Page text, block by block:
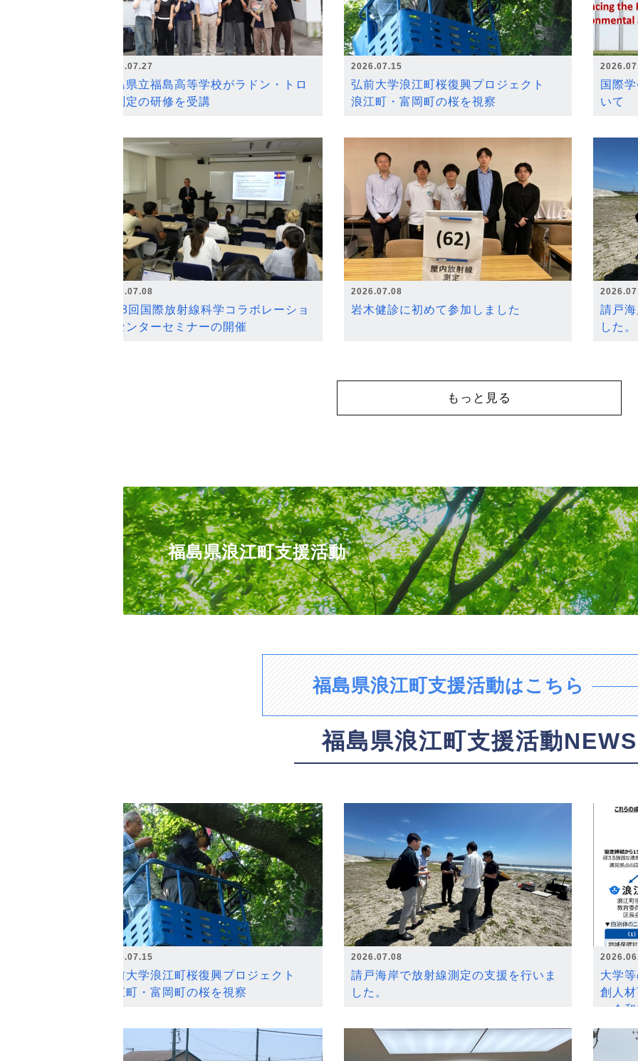
2026.07.27
福島県立福島高等学校がラドン・トロ
ン測定の研修を受講
2026.07.15
弘前大学浪江町桜復興プロジェクト
浪江町・富岡町の桜を視察
国際
いて
2026.07.08
第18回国際放射線科学コラボレーショ
ンセンターセミナーの開催
2026.07.08
岩木健診に初めて参加しました
請戸
した。
もっと見る
福島県浪江町支援活動
福島県浪江町支援活動はこちら
福島県浪江町支援活動NEWS
2026.07.15
弘前大学浪江町桜復興プロジェクト
浪江町・富岡町の桜を視察
2026.07.08
請戸海岸で放射線測定の支援を行いま
した。
大学
創人
～令